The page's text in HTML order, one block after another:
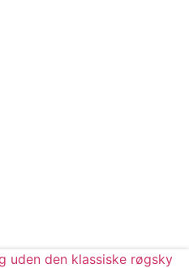
uden den klassiske røgsky